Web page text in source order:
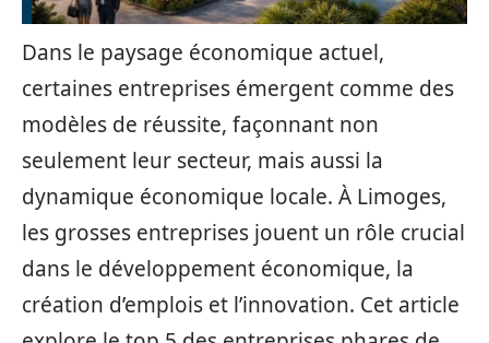
Dans le paysage économique actuel,
certaines entreprises émergent comme des
modèles de réussite, façonnant non
seulement leur secteur, mais aussi la
dynamique économique locale. À Limoges,
les grosses entreprises jouent un rôle crucial
dans le développement économique, la
création d’emplois et l’innovation. Cet article